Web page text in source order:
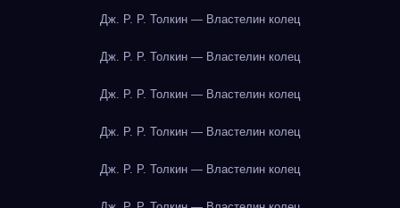
Дж. Р. Р. Толкин — Властелин колец
Дж. Р. Р. Толкин — Властелин колец
Дж. Р. Р. Толкин — Властелин колец
Дж. Р. Р. Толкин — Властелин колец
Дж. Р. Р. Толкин — Властелин колец